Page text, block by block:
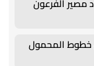
خطوط المحمول